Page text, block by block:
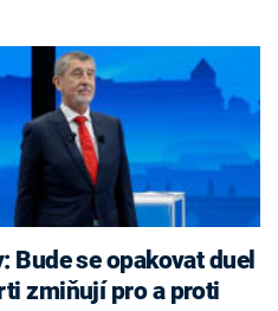
zmiňují pro a proti